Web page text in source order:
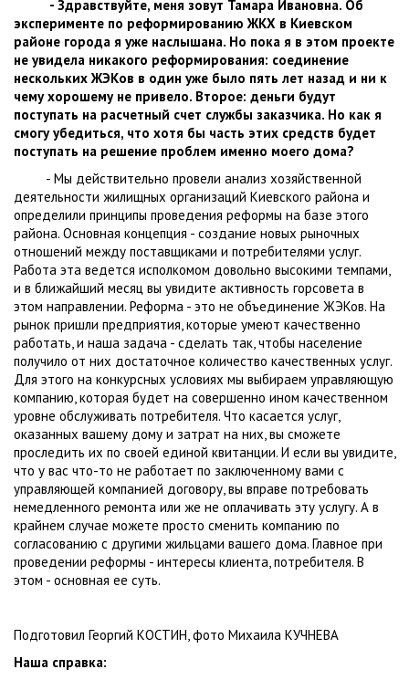
- Здравствуйте, меня зовут Тамара Ивановна. Об
эксперименте по реформированию ЖКХ в Киевском
районе города я уже наслышана. Но пока я в этом проекте
не увидела никакого реформирования: соединение
нескольких ЖЭКов в один уже было пять лет назад и ни к
чему хорошему не привело. Второе: деньги будут
поступать на расчетный счет службы заказчика. Но как я
смогу убедиться, что хотя бы часть этих средств будет
поступать на решение проблем именно моего дома?
- Мы действительно провели анализ хозяйственной
деятельности жилищных организаций Киевского района и
определили принципы проведения реформы на базе этого
района. Основная концепция - создание новых рыночных
отношений между поставщиками и потребителями услуг.
Работа эта ведется исполкомом довольно высокими темпами,
и в ближайший месяц вы увидите активность горсовета в
этом направлении. Реформа - это не объединение ЖЭКов. На
рынок пришли предприятия, которые умеют качественно
работать, и наша задача - сделать так, чтобы население
получило от них достаточное количество качественных услуг.
Для этого на конкурсных условиях мы выбираем управляющую
компанию, которая будет на совершенно ином качественном
уровне обслуживать потребителя. Что касается услуг,
оказанных вашему дому и затрат на них, вы сможете
проследить их по своей единой квитанции. И если вы увидите,
что у вас что-то не работает по заключенному вами с
управляющей компанией договору, вы вправе потребовать
немедленного ремонта или же не оплачивать эту услугу. А в
крайнем случае можете просто сменить компанию по
согласованию с другими жильцами вашего дома. Главное при
проведении реформы - интересы клиента, потребителя. В
этом - основная ее суть.
Подготовил Георгий КОСТИН, фото Михаила КУЧНЕВА
Наша справка: